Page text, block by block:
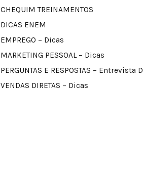
CHEQUIM TREINAMENTOS
DICAS ENEM
EMPREGO – Dicas
MARKETING PESSOAL – Dicas
PERGUNTAS E RESPOSTAS – Entrevista
VENDAS DIRETAS – Dicas